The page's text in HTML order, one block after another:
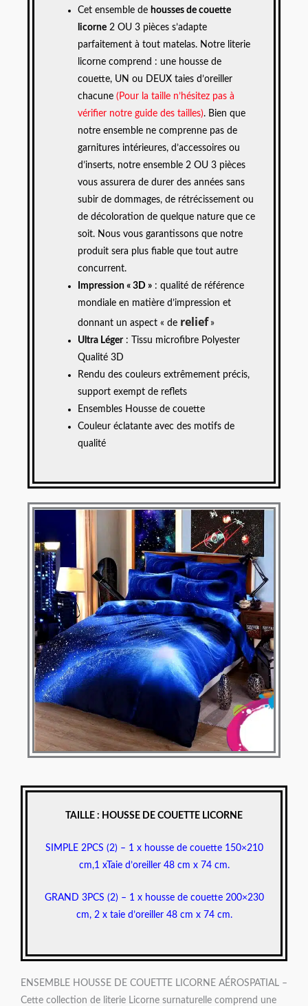
Cet ensemble de housses de couette
licorne 2 OU 3 pièces s’adapte
parfaitement à tout matelas. Notre literie
licorne comprend : une housse de
couette, UN ou DEUX taies d’oreiller
chacune(Pour la taille n’hésitez pas à
vérifier notre guide des tailles). Bien que
notre ensemble ne comprenne pas de
garnitures intérieures, d’accessoires ou
d’inserts, notre ensemble 2 OU 3 pièces
vous assurera de durer des années sans
subir de dommages, de rétrécissement ou
de décoloration de quelque nature que ce
soit. Nous vous garantissons que notre
produit sera plus fiable que tout autre
concurrent.
Impression «3D » : qualité de référence
mondiale en matière d’impression et
donnant un aspect « de relief »
Ultra Léger: Tissu microfibre Polyester
Qualité 3D
Rendu des couleurs extrêmement précis,
support exempt de reflets
Ensembles Housse de couette
Couleur éclatante avec des motifs de
qualité
TAILLE : HOUSSE DE COUETTE LICORNE
SIMPLE 2PCS (2) – 1 x housse de couette 150×210
cm,1 xTaie d’oreiller 48 cm x 74 cm.
GRAND 3PCS (2) – 1 x housse de couette 200×230
cm, 2 x taie d’oreiller 48 cm x 74 cm.
ENSEMBLE HOUSSE DE COUETTE LICORNE AÉROSPATIAL –
Cette collection de literie Licorne surnaturelle comprend une